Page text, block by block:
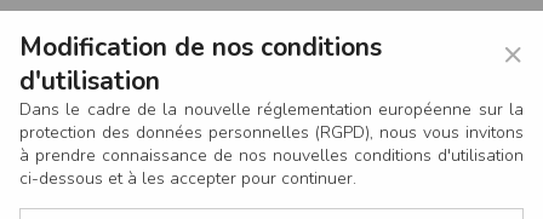
×
Modification de nos conditions
d'utilisation
Dans le cadre de la nouvelle réglementation européenne sur la
protection des données personnelles (RGPD), nous vous invitons
à prendre connaissance de nos nouvelles conditions d'utilisation
ci-dessous et à les accepter pour continuer.